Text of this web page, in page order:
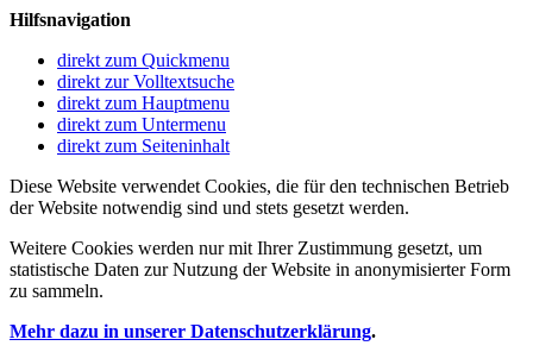
Hilfsnavigation
direkt zum Quickmenu
direkt zur Volltextsuche
direkt zum Hauptmenu
direkt zum Untermenu
direkt zum Seiteninhalt
Diese Website verwendet Cookies, die für den technischen Betrieb
der Website notwendig sind und stets gesetzt werden.
Weitere Cookies werden nur mit Ihrer Zustimmung gesetzt, um
statistische Daten zur Nutzung der Website in anonymisierter Form
zu sammeln.
Mehr dazu in unserer Datenschutzerklärung.